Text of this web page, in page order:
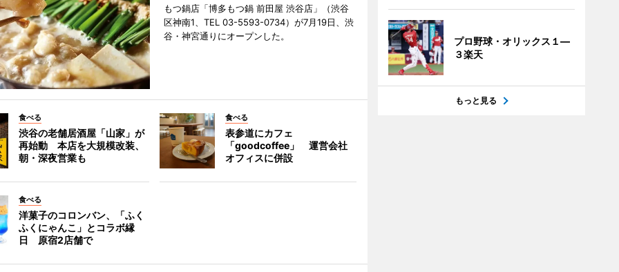
もつ鍋店「博多もつ鍋 前田屋 渋谷店」（渋谷
区神南1、TEL 03-5593-0734）が7月19日、渋
谷・神宮通りにオープンした。
食べる
渋谷の老舗居酒屋「山家」が
再始動 本店を大規模改装、
朝・深夜営業も
食べる
表参道にカフェ
「goodcoffee」 運営会社
オフィスに併設
食べる
洋菓子のコロンバン、「ふく
ふくにゃんこ」とコラボ縁
日 原宿2店舗で
プロ野球・オリックス１―
３楽天
もっと見る